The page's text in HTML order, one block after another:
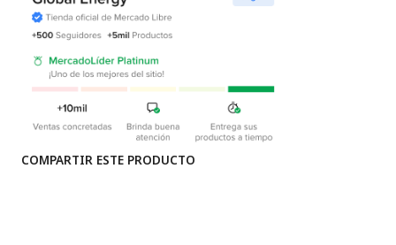
COMPARTIR ESTE PRODUCTO